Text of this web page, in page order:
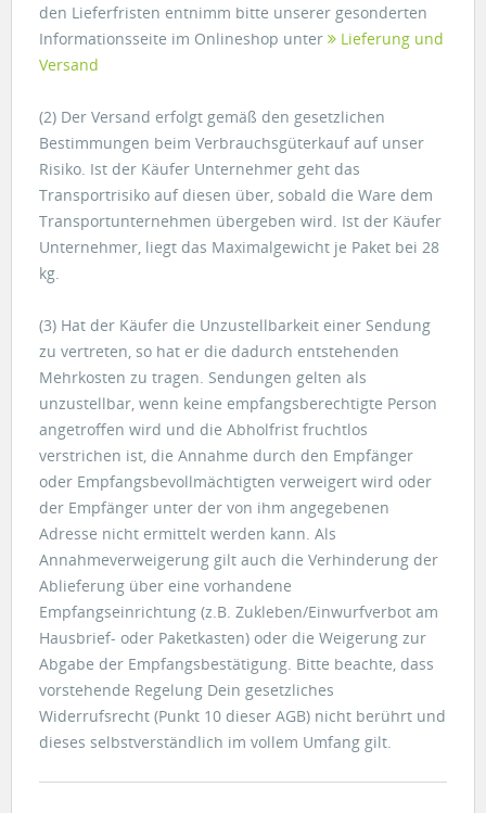
den Lieferfristen entnimm bitte unserer gesonderten
Informationsseite im Onlineshop unter
Lieferung und
Versand
(2) Der Versand erfolgt gemäß den gesetzlichen
Bestimmungen beim Verbrauchsgüterkauf auf unser
Risiko. Ist der Käufer Unternehmer geht das
Transportrisiko auf diesen über, sobald die Ware dem
Transportunternehmen übergeben wird. Ist der Käufer
Unternehmer, liegt das Maximalgewicht je Paket bei 28
kg.
(3) Hat der Käufer die Unzustellbarkeit einer Sendung
zu vertreten, so hat er die dadurch entstehenden
Mehrkosten zu tragen. Sendungen gelten als
unzustellbar, wenn keine empfangsberechtigte Person
angetroffen wird und die Abholfrist fruchtlos
verstrichen ist, die Annahme durch den Empfänger
oder Empfangsbevollmächtigten verweigert wird oder
der Empfänger unter der von ihm angegebenen
Adresse nicht ermittelt werden kann. Als
Annahmeverweigerung gilt auch die Verhinderung der
Ablieferung über eine vorhandene
Empfangseinrichtung (z.B. Zukleben/Einwurfverbot am
Hausbrief- oder Paketkasten) oder die Weigerung zur
Abgabe der Empfangsbestätigung. Bitte beachte, dass
vorstehende Regelung Dein gesetzliches
Widerrufsrecht (Punkt 10 dieser AGB) nicht berührt und
dieses selbstverständlich im vollem Umfang gilt.